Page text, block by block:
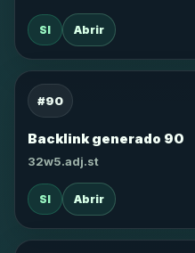
SI Abrir
#90
Backlink generado 90
32w5.adj.st
SI Abrir